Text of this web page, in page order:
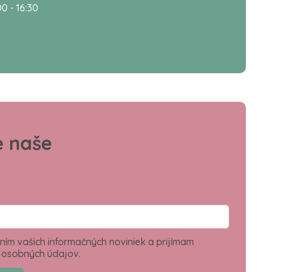
- 16:30
naše
vašich informačných noviniek a prijímam
údajov.